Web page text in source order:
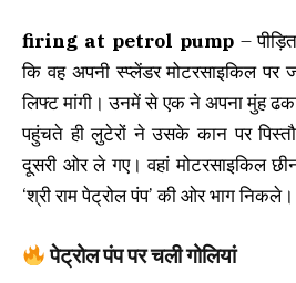
firing at petrol pump–
कि वह अपनी स्प्लेंडर मोटरसाइकिल पर
लिफ्ट मांगी। उनमें से एक ने अपना मुंह
पहुंचते ही लुटेरों ने उसके कान पर
दूसरी ओर ले गए। वहां मोटरसाइकिल
‘श्री राम पेट्रोल पंप’ की ओर भाग निकले।
पेट्रोल पंप पर चली गोलियां